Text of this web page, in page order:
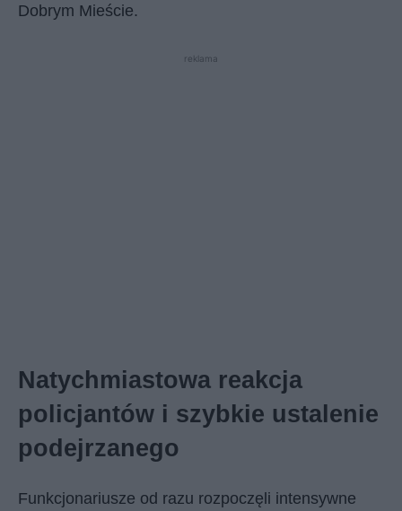
Dobrym Mieście.
reklama
Natychmiastowa reakcja
policjantów i szybkie ustalenie
podejrzanego
Funkcjonariusze od razu rozpoczęli intensywne